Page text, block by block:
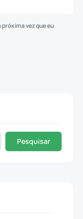
vez que eu
Pesquisar